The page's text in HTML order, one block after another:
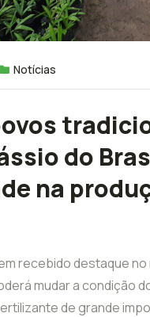
Notícias
do
na
recebido destaque
mudar a condição
de grande